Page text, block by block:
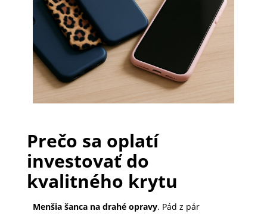
PRÍSLUŠENSTVO
TABLETY
NOTEBOOK
AUTOPRÍSLUŠENSTVO
Prečo sa oplatí
investovať do
kvalitného krytu
Menšia šanca na drahé opravy. Pád z pár